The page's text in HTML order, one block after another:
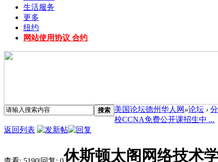
生活服务
更多
纽约
网站使用协议 合约
搜索 美国论坛德州华人网 »论坛 ›
校CCNA免费公开课招生中 ...
返回列表
休斯顿太阁网络技术